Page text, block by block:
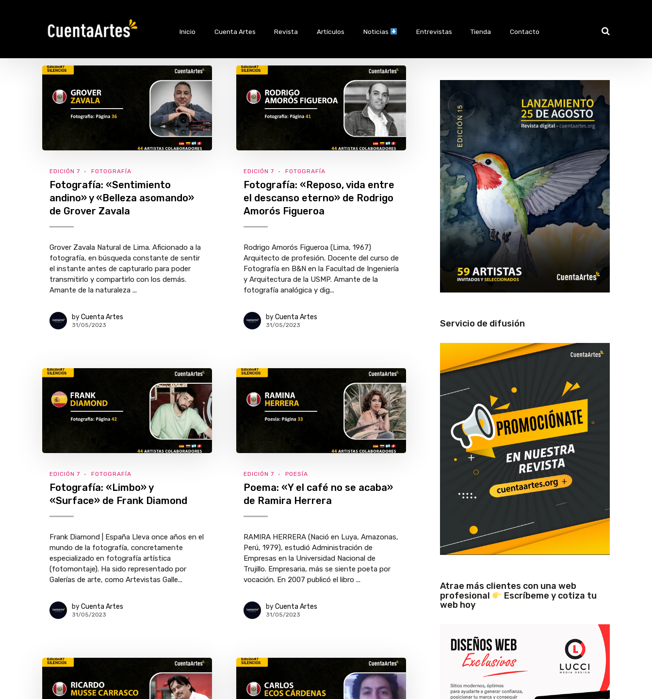
Inicio Cuenta Artes Revista Artículos Noticias Entrevistas Tienda Contacto
EDICIÓN 7 FOTOGRAFÍA
Fotografía: «Sentimiento
andino» y «Belleza asomando»
de Grover Zavala
Grover Zavala Natural de Lima. Aficionado a la
fotografía, en búsqueda constante de sentir
el instante antes de capturarlo para poder
transmitirlo y compartirlo con los demás.
Amante de la naturaleza ...
byCuenta Artes
31/05/2023
EDICIÓN 7 FOTOGRAFÍA
Fotografía: «Reposo, vida entre
el descanso eterno» de Rodrigo
Amorós Figueroa
Rodrigo Amorós Figueroa (Lima, 1967)
Arquitecto de profesión. Docente del curso de
Fotografía en B&N en la Facultad de Ingeniería
y Arquitectura de la USMP. Amante de la
fotografía analógica y dig...
byCuenta Artes
31/05/2023
EDICIÓN 7 FOTOGRAFÍA
Fotografía: «Limbo» y
«Surface» de Frank Diamond
Frank Diamond | España Lleva once años en el
mundo de la fotografía, concretamente
especializado en fotografía artística
(fotomontaje). Ha sido representado por
Galerías de arte, como Artevistas Galle...
byCuenta Artes
31/05/2023
EDICIÓN 7 POESÍA
Poema: «Y el café no se acaba»
de Ramira Herrera
RAMIRA HERRERA (Nació en Luya, Amazonas,
Perú, 1979), estudió Administración de
Empresas en la Universidad Nacional de
Trujillo. Empresaria, más se siente poeta por
vocación. En 2007 publicó el libro ...
byCuenta Artes
31/05/2023
Servicio de difusión
Atrae más clientes con una web
profesional
Escríbeme y cotiza tu
web hoy